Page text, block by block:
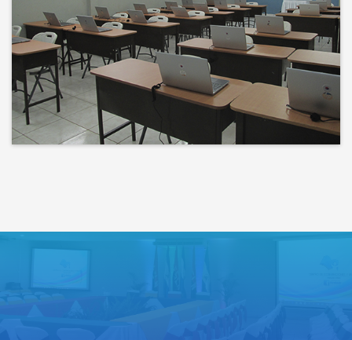
Bienvenidos a un espacio donde
las ideas cobran voz y el
conocimiento se comparte
todos tus mañanas